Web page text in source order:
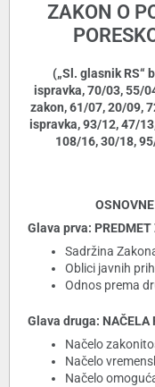
ZAKON O
(„Sl. glasnik RS“
ispravka, 70/03, 55/
zakon, 61/07, 20/09,
ispravka, 93/12, 47/
108/16, 30/18,
Glava prva:
Sadržina
Oblici javnih
Odnos prema
Glava druga: NAČELA
Načelo
Načelo
Načelo